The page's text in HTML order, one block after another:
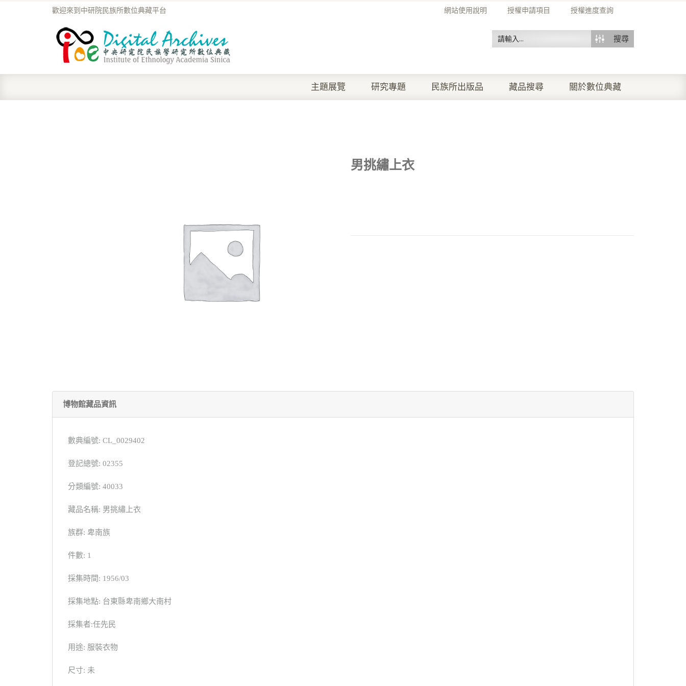
網站使用說明 授權申請項目 授權進度查詢
歡迎來到中研院民族所數位典藏平台
搜尋
主題展覽 研究專題 民族所出版品 藏品搜尋 關於數位典藏
男挑繡上衣
博物館藏品資訊
數典編號: CL_0029402
登記總號: 02355
分類編號: 40033
藏品名稱: 男挑繡上衣
族群: 卑南族
件數: 1
採集時間: 1956/03
採集地點: 台東縣卑南鄉大南村
採集者:任先民
用途: 服裝衣物
尺寸: 未